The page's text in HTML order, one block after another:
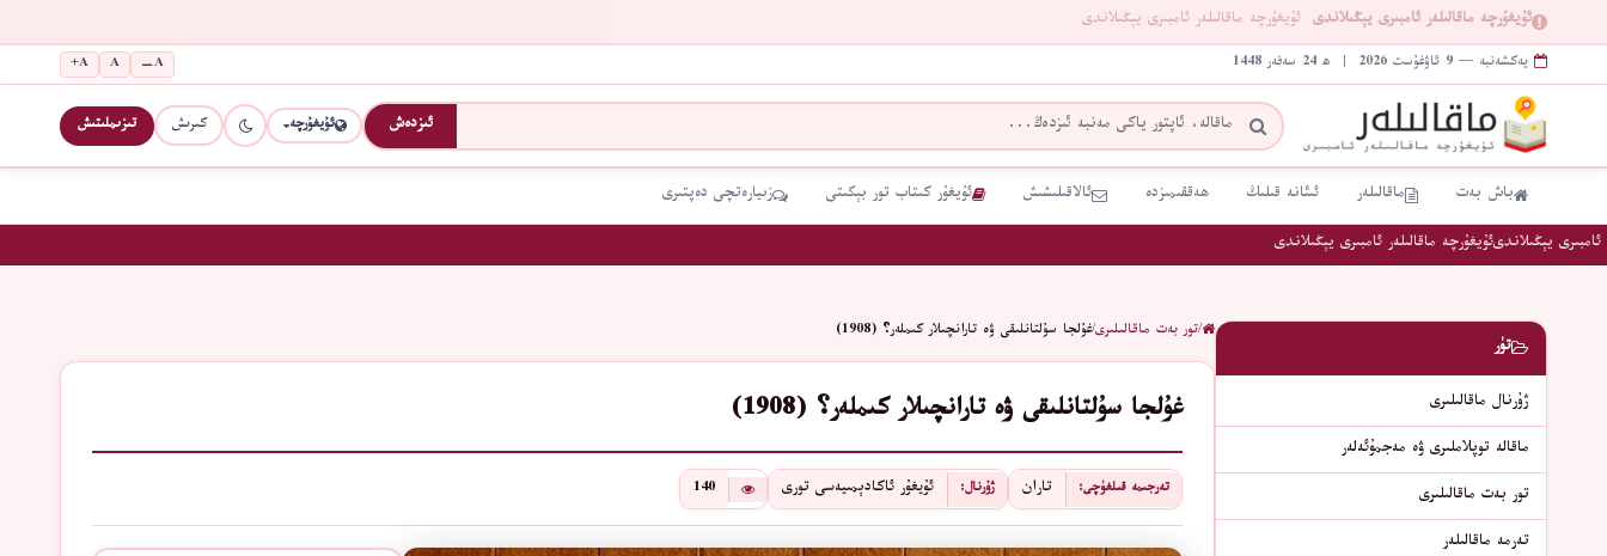
ئۇيغۇرچە ماقالىلەر ئامبىرى يېڭىلاندى ئۇيغۇرچە ماقالىلەر ئامبىرى يېڭىلاندى
يەكشەنبە — 9 ئاۋغۇست 2026 | ھ 24 سەفەر 1448 A−
A
A+
ئىزدەش ئۇيغۇرچە كىرىش تىزىملىتىش
باش بەت ماقالىلەر ئىئانە قىلىڭ ھەققىمىزدە ئالاقىلىشىش ئۇيغۇر كىتاب تور بېكىتى زىيارەتچى دەپتىرى
يېڭىلاندىئۇيغۇرچە ماقالىلەر ئامبىرى يېڭىلاندى
/تور بەت ماقالىلىرى/ﻏﯘﻟﺠﺎ ﺳﯘﻟﺘﺎﻧﻠﯩﻘﻰ ﯞﻩ ﺗﺎﺭﺍﻧﭽﯩﻼﺭ ﻛﯩﻤﻠﻪﺭ؟ (1908)
ﻏﯘﻟﺠﺎ ﺳﯘﻟﺘﺎﻧﻠﯩﻘﻰ ﯞﻩ ﺗﺎﺭﺍﻧﭽﯩﻼﺭ ﻛﯩﻤﻠﻪﺭ؟ (1908)
تەرجىمە قىلغۇچى: ﺗﺎﺭﺍﻥ ژۇرنال: ئۇيغۇر ئاكادېمىيەسى تورى 140
تۈر
ژۇرنال ماقالىلىرى
ماقالە توپلاملىرى ۋە مەجمۇئەلەر
تور بەت ماقالىلىرى
تەرمە ماقالىلەر